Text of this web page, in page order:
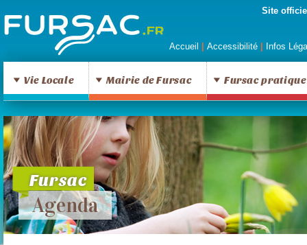
Site
Accueil Accessibilité Infos
Vie Locale Mairie de Fursac Fursac pratique
Fursac
Agenda